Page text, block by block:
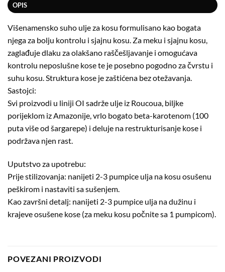
OPIS
Višenamensko suho ulje za kosu formulisano kao bogata
njega za bolju kontrolu i sjajnu kosu. Za meku i sjajnu kosu,
zaglađuje dlaku za olakšano raščešljavanje i omogućava
kontrolu neposlušne kose te je posebno pogodno za čvrstu i
suhu kosu. Struktura kose je zaštićena bez otežavanja.
Sastojci:
Svi proizvodi u liniji OI sadrže ulje iz Roucoua, biljke
porijeklom iz Amazonije, vrlo bogato beta-karotenom (100
puta više od šargarepe) i deluje na restrukturisanje kose i
podržava njen rast.
Uputstvo za upotrebu:
Prije stilizovanja: nanijeti 2-3 pumpice ulja na kosu osušenu
peškirom i nastaviti sa sušenjem.
Kao završni detalj: nanijeti 2-3 pumpice ulja na dužinu i
krajeve osušene kose (za meku kosu počnite sa 1 pumpicom).
POVEZANI PROIZVODI